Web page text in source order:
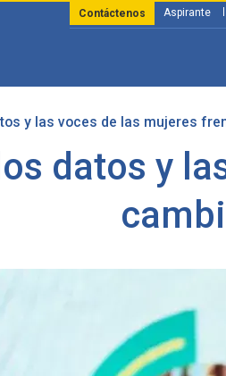
Aspirante
Contáctenos
y las voces de las mujeres
datos y